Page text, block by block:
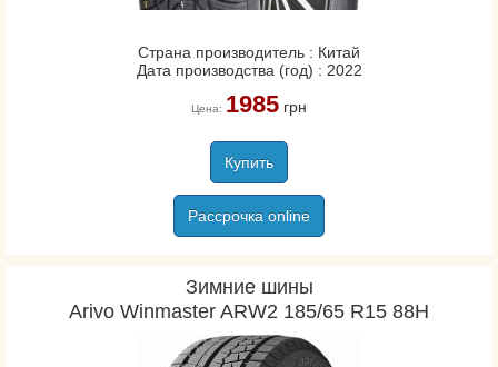
Страна производитель : Китай
Дата производства (год) : 2022
Цена: 1985грн
Купить
Рассрочка online
Зимние шины
Arivo Winmaster ARW2 185/65 R15 88H